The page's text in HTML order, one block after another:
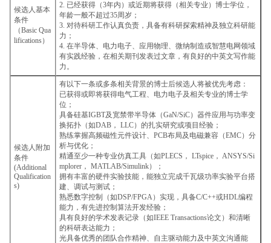
候选人基本
条件
（Basic Qua
lifications）
2. 已经获得（3年内）或近期将获得（相关专业）博士学位，
年龄一般不超过35周岁；
3. 对待科研工作认真负责，具备有科研探索精神及独立科研能
力；
4. 在半导体、电力电子、应用物理、微纳制造或智慧电网领域
有实践经验，在相关期刊发表过文章，有良好的中英文写作能
力。
候选人附加
条件
(Additional
Qualification
s)
有以下一条或多条相关背景的博士后候选人将被优先考虑：
已获得或即将获得电气工程、电力电子及相关专业的博士学
位；
具备硅基IGBT及宽禁带半导体（GaN/SiC）器件应用与功率变
换拓扑（如DAB， LLC）的扎实研究或项目经验；
熟练掌握高频磁性元件设计、PCB布局及电磁兼容（EMC）分
析与优化；
精通至少一种专业仿真工具（如PLECS， LTspice， ANSYS/Si
mplorer， MATLAB/Simulink）；
拥有丰富的硬件实验技能，能独立完成千瓦级功率实验平台搭
建、调试与测试；
熟悉数字控制（如DSP/FPGA）实现，具备C/C++或HDL编程
能力，有先进控制算法开发经验；
具有良好的学术发表记录（如IEEE Transactions论文）和清晰
的科研表达能力；
光具备优秀的团队合作精神、自主驱动能力及中英文沟通能